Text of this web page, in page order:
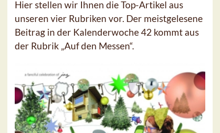
Hier stellen wir Ihnen die Top-Artikel aus
unseren vier Rubriken vor. Der meistgelesene
Beitrag in der Kalenderwoche 42 kommt aus
der Rubrik „Auf den Messen“.